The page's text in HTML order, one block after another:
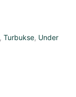
,Turbukse, Under